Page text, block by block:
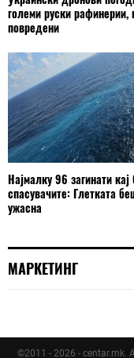
големи руски рафинерии,
повредени
Најмалку 96 загинати кај
спасувачите: Глетката
ужасна
МАРКЕТИНГ
©2011 - 2026 - centar.mk.